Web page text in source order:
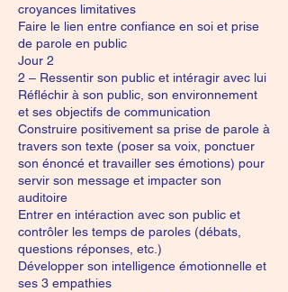
croyances limitatives
Faire le lien entre confiance en soi et prise
de parole en public
Jour 2
2 – Ressentir son public et intéragir avec lui
Réfléchir à son public, son environnement
et ses objectifs de communication
Construire positivement sa prise de parole à
travers son texte (poser sa voix, ponctuer
son énoncé et travailler ses émotions) pour
servir son message et impacter son
auditoire
Entrer en intéraction avec son public et
contrôler les temps de paroles (débats,
questions réponses, etc.)
Développer son intelligence émotionnelle et
ses 3 empathies